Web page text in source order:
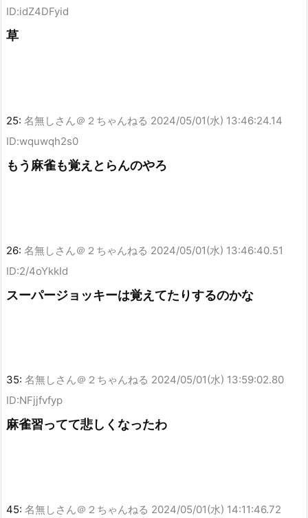
ID:idZ4DFyid
草
25: 名無しさん＠２ちゃんねる 2024/05/01(水) 13:46:24.14
ID:wquwqh2s0
もう麻雀も覚えとらんのやろ
26: 名無しさん＠２ちゃんねる 2024/05/01(水) 13:46:40.51
ID:2/4oYkkId
スーパージョッキーは覚えてたりするのかな
35: 名無しさん＠２ちゃんねる 2024/05/01(水) 13:59:02.80
ID:NFjjfvfyp
麻雀習ってて悲しくなったわ
45: 名無しさん＠２ちゃんねる 2024/05/01(水) 14:11:46.72